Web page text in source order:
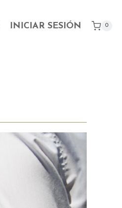
INICIAR SESIÓN 0